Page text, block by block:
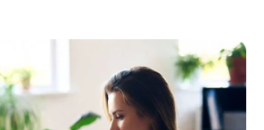
CƏMİYYƏT
üç qurumu birləşdirdi,yeni